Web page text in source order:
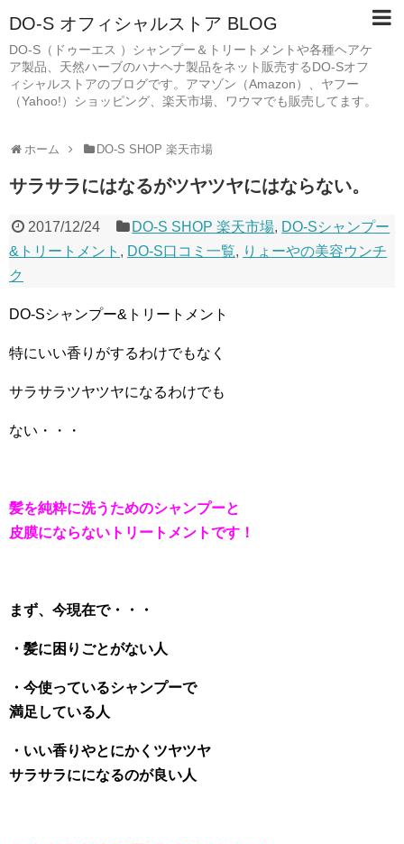
DO-S オフィシャルストア BLOG
DO-S（ドゥーエス ）シャンプー＆トリートメントや各種ヘアケ
ア製品、天然ハーブのハナヘナ製品をネット販売するDO-Sオフ
ィシャルストアのブログです。アマゾン（Amazon）、ヤフー
（Yahoo!）ショッピング、楽天市場、ワウマでも販売してます。
ホーム DO-S SHOP 楽天市場
サラサラにはなるがツヤツヤにはならない。
2017/12/24 DO-S SHOP 楽天市場, DO-Sシャンプー
&トリートメント , DO-S口コミ一覧, りょーやの美容ウンチ
ク
DO-Sシャンプー&トリートメント
特にいい香りがするわけでもなく
サラサラツヤツヤになるわけでも
ない・・・
髪を純粋に洗うためのシャンプーと
皮膜にならないトリートメントです！
まず、今現在で・・・
・髪に困りごとがない人
・今使っているシャンプーで
満足している人
・いい香りやとにかくツヤツヤ
サラサラにになるのが良い人